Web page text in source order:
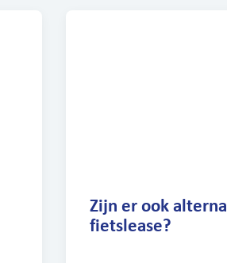
Zijn er ook
fietslease?